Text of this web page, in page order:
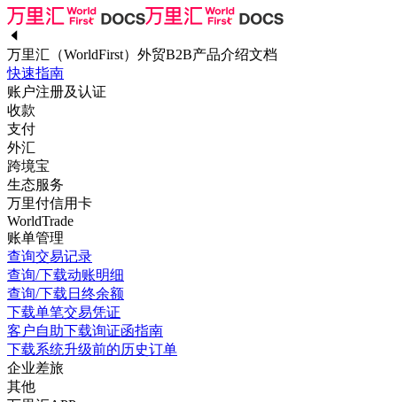
万里汇（WorldFirst）外贸B2B产品介绍文档
快速指南
账户注册及认证
收款
支付
外汇
跨境宝
生态服务
万里付信用卡
WorldTrade
账单管理
查询交易记录
查询/下载动账明细
查询/下载日终余额
下载单笔交易凭证
客户自助下载询证函指南
下载系统升级前的历史订单
企业差旅
其他